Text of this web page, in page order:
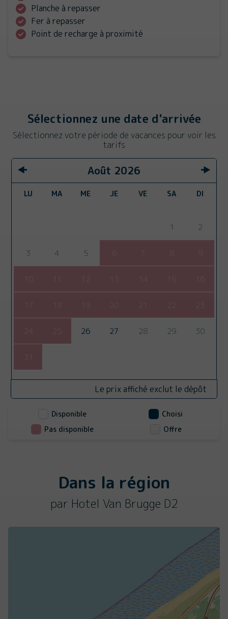
Planche à repasser
Fer à repasser
Point de recharge à proximité
Sélectionnez une date d'arrivée
Sélectionnez votre période de vacances pour voir les
tarifs
Août 2026
LU MA ME JE VE SA DI
1 2
3 4 5 7 9
12 14
17 19 20 21 22 23
24 25 26 27 28 29 30
Le prix affiché exclut le dépôt
Disponible
Choisi
Pas disponible
Offre
Dans la région
par Hotel Van Brugge D2